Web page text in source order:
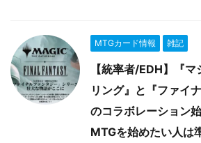
MTGカード情報 雑記
【統率者/EDH】『
リング』と『ファイ
のコラボレーション
MTGを始めたい人は